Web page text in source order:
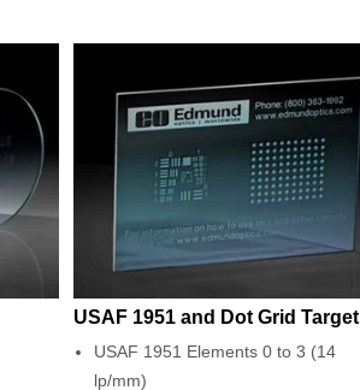
USAF 1951 and Dot Grid Target
USAF 1951 Elements 0 to 3 (14
lp/mm)